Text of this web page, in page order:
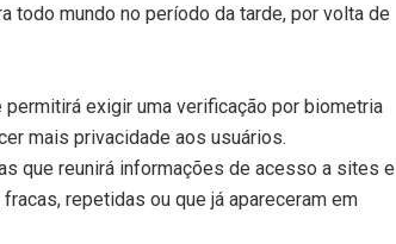
todo mundo no período da tarde, por volta de
exigir uma verificação por biometria
mais privacidade aos usuários.
que reunirá informações de acesso a sites e
repetidas ou que já apareceram em